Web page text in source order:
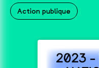
Action publique